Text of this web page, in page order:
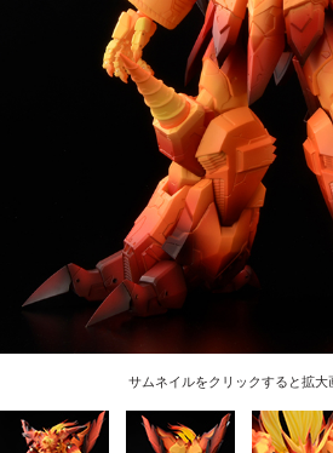
サムネイルをクリックすると拡大